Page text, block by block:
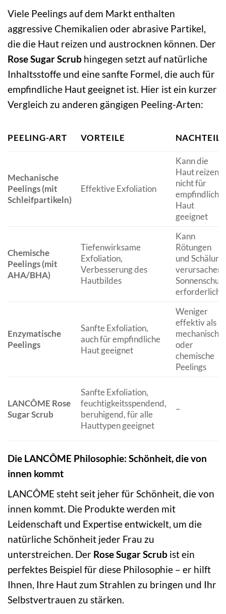
Viele Peelings auf dem Markt enthalten
aggressive Chemikalien oder abrasive Partikel,
die die Haut reizen und austrocknen können. Der
Rose Sugar Scrub hingegen setzt auf natürliche
Inhaltsstoffe und eine sanfte Formel, die auch für
empfindliche Haut geeignet ist. Hier ist ein kurzer
Vergleich zu anderen gängigen Peeling-Arten:
PEELING-ART VORTEILE NACHTEILE
Mechanische
Peelings (mit
Schleifpartikeln)
Effektive Exfoliation
Kann die
Haut reizen,
nicht für
empfindliche
Haut
geeignet
Chemische
Peelings (mit
AHA/BHA)
Tiefenwirksame
Exfoliation,
Verbesserung des
Hautbildes
Kann
Rötungen
und Schälung
verursachen,
Sonnenschutz
erforderlich
Enzymatische
Peelings
Sanfte Exfoliation,
auch für empfindliche
Haut geeignet
Weniger
effektiv als
mechanische
oder
chemische
Peelings
LANCÔME Rose
Sugar Scrub
Sanfte Exfoliation,
feuchtigkeitsspendend,
beruhigend, für alle
Hauttypen geeignet
–
Die LANCÔME Philosophie: Schönheit, die von
innen kommt
LANCÔME steht seit jeher für Schönheit, die von
innen kommt. Die Produkte werden mit
Leidenschaft und Expertise entwickelt, um die
natürliche Schönheit jeder Frau zu
unterstreichen. Der Rose Sugar Scrub ist ein
perfektes Beispiel für diese Philosophie – er hilft
Ihnen, Ihre Haut zum Strahlen zu bringen und Ihr
Selbstvertrauen zu stärken.